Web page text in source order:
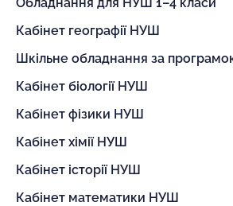
Кабінет географії НУШ
Шкільне обладнання за
Кабінет біології НУШ
Кабінет фізики НУШ
Кабінет хімії НУШ
Кабінет історії НУШ
Кабінет математики НУШ